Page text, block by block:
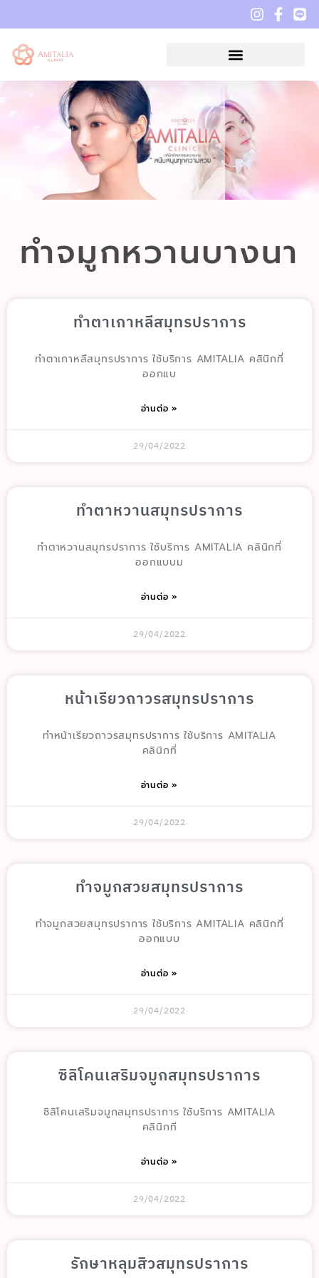
ทำจมูกหวานบางนา
ทำตาเกาหลีสมุทรปราการ
ทำตาเกาหลีสมุทรปราการ ใช้บริการ AMITALIA คลินิกที่
ออกแบ
อ่านต่อ »
29/04/2022
ทำตาหวานสมุทรปราการ
ทำตาหวานสมุทรปราการ ใช้บริการ AMITALIA คลินิกที่
ออกแบบม
อ่านต่อ »
29/04/2022
หน้าเรียวถาวรสมุทรปราการ
ทำหน้าเรียวถาวรสมุทรปราการ ใช้บริการ AMITALIA
คลินิกที่
อ่านต่อ »
29/04/2022
ทำจมูกสวยสมุทรปราการ
ทำจมูกสวยสมุทรปราการ ใช้บริการ AMITALIA คลินิกที่
ออกแบบ
อ่านต่อ »
29/04/2022
ซิลิโคนเสริมจมูกสมุทรปราการ
ซิลิโคนเสริมจมูกสมุทรปราการ ใช้บริการ AMITALIA
คลินิกที
อ่านต่อ »
29/04/2022
รักษาหลุมสิวสมุทรปราการ